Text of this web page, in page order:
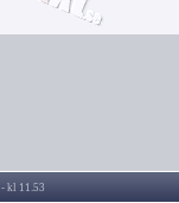
- kl 11.53